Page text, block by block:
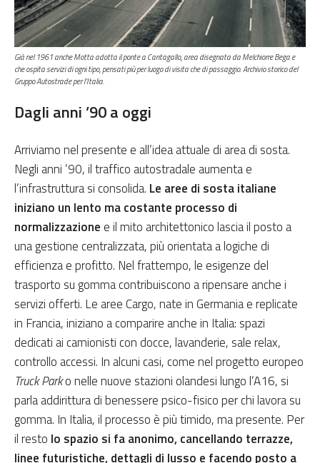
Già nel 1961 anche Motta adotta il ponte a Cantagallo, area disegnata da Melchiorre Bega e
che ospita servizi di ogni tipo, pensati più per luogo di visita che di passaggio.Archivio storico del
Gruppo Autostrade per l’Italia.
Dagli anni ’90 a oggi
Arriviamo nel presente e all’idea attuale di area di sosta.
Negli anni ’90, il traffico autostradale aumenta e
l’infrastruttura si consolida. Le aree di sosta italiane
iniziano un lento ma costante processo di
normalizzazione e il mito architettonico lascia il posto a
una gestione centralizzata, più orientata a logiche di
efficienza e profitto. Nel frattempo, le esigenze del
trasporto su gomma contribuiscono a ripensare anche i
servizi offerti. Le aree Cargo, nate in Germania e replicate
in Francia, iniziano a comparire anche in Italia: spazi
dedicati ai camionisti con docce, lavanderie, sale relax,
controllo accessi. In alcuni casi, come nel progetto europeo
Truck Parko nelle nuove stazioni olandesi lungo l’A16, si
parla addirittura di benessere psico-fisico per chi lavora su
gomma. In Italia, il processo è più timido, ma presente. Per
il resto lo spazio si fa anonimo, cancellando terrazze,
linee futuristiche, dettagli di lusso e facendo posto a